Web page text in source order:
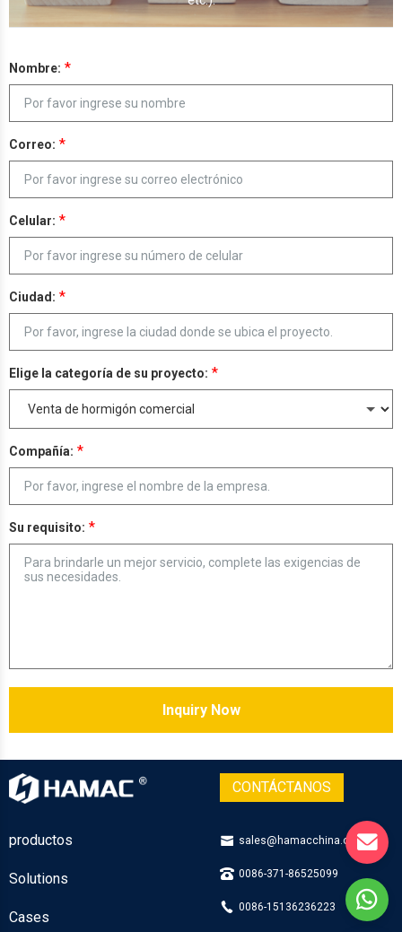
Nombre: *
Correo: *
Celular: *
Ciudad: *
Elige la categoría de su proyecto: *
Compañía: *
Su requisito: *
Inquiry Now
CONTÁCTANOS
productos
Solutions
Cases
sales@hamacchina.com
0086-371-86525099
0086-15136236223